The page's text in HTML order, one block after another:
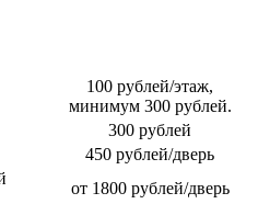
100 рублей/этаж,
минимум 300 рублей.
300 рублей
450 рублей/дверь
от 1800 рублей/дверь